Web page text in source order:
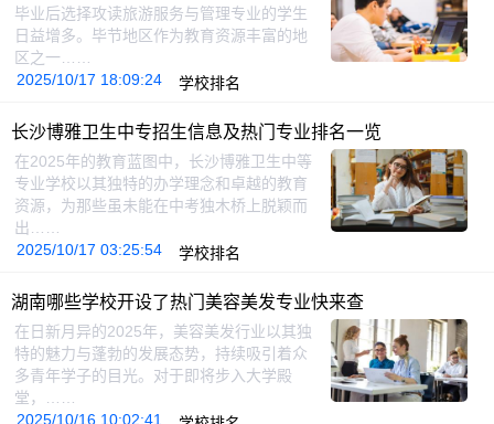
毕业后选择攻读旅游服务与管理专业的学生
日益增多。毕节地区作为教育资源丰富的地
区之一……
2025/10/17 18:09:24
学校排名
长沙博雅卫生中专招生信息及热门专业排名一览
在2025年的教育蓝图中，长沙博雅卫生中等
专业学校以其独特的办学理念和卓越的教育
资源，为那些虽未能在中考独木桥上脱颖而
出……
2025/10/17 03:25:54
学校排名
湖南哪些学校开设了热门美容美发专业快来查
在日新月异的2025年，美容美发行业以其独
特的魅力与蓬勃的发展态势，持续吸引着众
多青年学子的目光。对于即将步入大学殿
堂，……
2025/10/16 10:02:41